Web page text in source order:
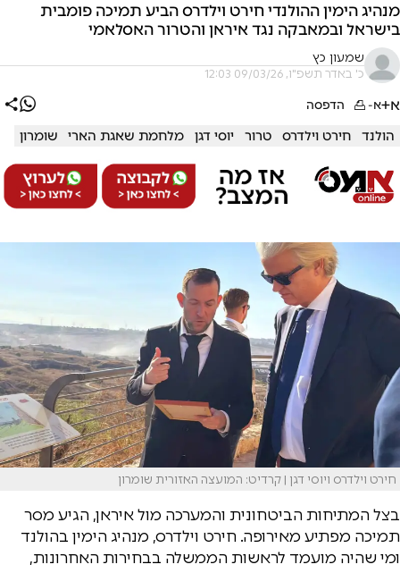
מנהיג הימין ההולנדי חירט וילדרס הביע תמיכה פומבית
בישראל ובמאבקה נגד איראן והטרור האסלאמי
שמעון כץ
כ' באדר תשפ"ו, 09/03/26 12:03
א+א- הדפסה
הולנד חירט וילדרס טרור יוסי דגן מלחמת שאגת הארי שומרון
חירט וילדרס ויוסי דגן | קרדיט: המועצה האזורית שומרון
בצל המתיחות הביטחונית והמערכה מול איראן, הגיע מסר
תמיכה מפתיע מאירופה. חירט וילדרס, מנהיג הימין בהולנד
ומי שהיה מועמד לראשות הממשלה בבחירות האחרונות,